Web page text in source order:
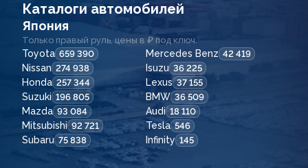
Каталоги автомобилей
Япония
Только правый руль, цены в ₽ под ключ.
Toyota 659 390 Mercedes Benz 42 419
Nissan 274 938 Isuzu 36 225
Honda 257 344 Lexus 37 155
Suzuki 196 805 BMW 36 509
Mazda 93 084 Audi 18 110
Mitsubishi 92 721 Tesla 546
Subaru 75 838 Infinity 145